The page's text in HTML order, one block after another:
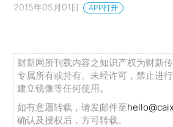
2015年05月01日 APP打开
财新网所刊载内容之知识产权为财新
专属所有或持有。未经许可，禁止进
建立镜像等任何使用。
如有意愿转载，请发邮件至
确认及授权后，方可转载。